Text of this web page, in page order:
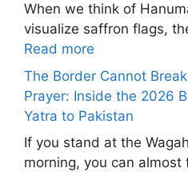
When we think of
visualize saffron flags,
Read more
The Border Cannot
Prayer: Inside the 2026
Yatra to Pakistan
If you stand at the
morning, you can almost